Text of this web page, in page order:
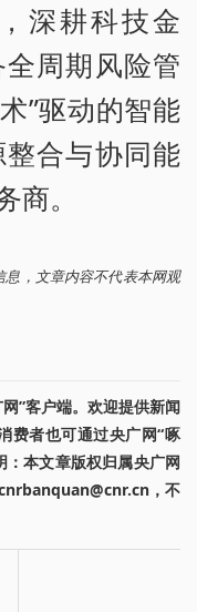
深耕科技金
周期风险管
”驱动的智能
合与协同能
。
息，文章内容不代表本网观
”客户端。欢迎提供新闻
费者也可通过央广网“啄
：本文章版权归属央广网
，不